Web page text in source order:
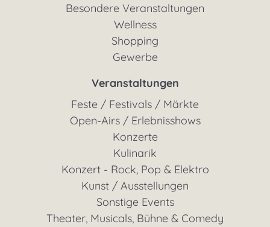
Besondere Veranstaltungen
Wellness
Shopping
Gewerbe
Veranstaltungen
Feste / Festivals / Märkte
Open-Airs / Erlebnisshows
Konzerte
Kulinarik
Konzert - Rock, Pop & Elektro
Kunst / Ausstellungen
Sonstige Events
Theater, Musicals, Bühne & Comedy